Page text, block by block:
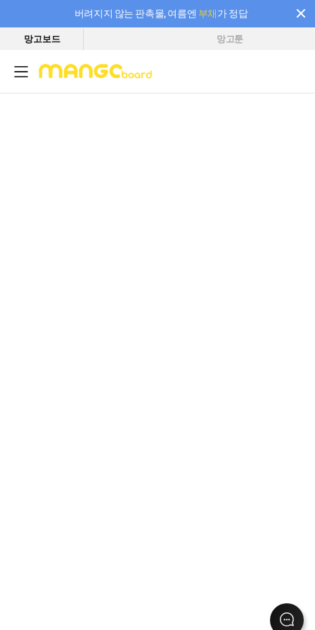
버려지지 않는 판촉물, 여름엔 부채가 정답
필요한 만큼 충전하고 끊김 없이 작업하세요! 새로워진 AI 부스터 요금제
망고보드 망고툰